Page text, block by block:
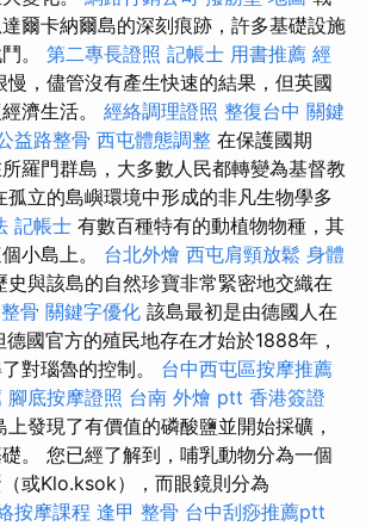
爾卡納爾島的深刻痕跡，許多基礎設施
。 第二專長證照 記帳士 用書推薦 經
慢，儘管沒有產生快速的結果，但英國
濟生活。 經絡調理證照 整復台中 關鍵
益路整骨 西屯體態調整 在保護國期
羅門群島，大多數人民都轉變為基督教
立的島嶼環境中形成的非凡生物學多
記帳士 有數百種特有的動植物物種，其
小島上。 台北外燴 西屯肩頸放鬆 身體
史與該島的自然珍寶非常緊密地交織在
骨 關鍵字優化 該島最初是由德國人在
國官方的殖民地存在才始於1888年，
對瑙魯的控制。 台中西屯區按摩推薦
腳底按摩證照 台南 外燴 ptt 香港簽證
上發現了有價值的磷酸鹽並開始採礦，
。 您已經了解到，哺乳動物分為一個
或Klo.ksok），而眼鏡則分為
按摩課程 逢甲 整骨 台中刮痧推薦ptt